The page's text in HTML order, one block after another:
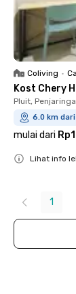
Coliving •
Kost Chery
Pluit,
6.0 km
mulai dari
Lihat info
1